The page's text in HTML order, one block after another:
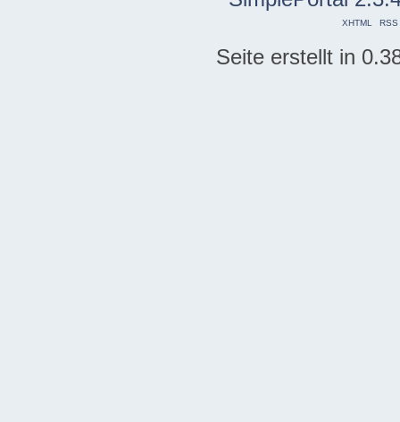
XHTML RSS
Seite erstellt in